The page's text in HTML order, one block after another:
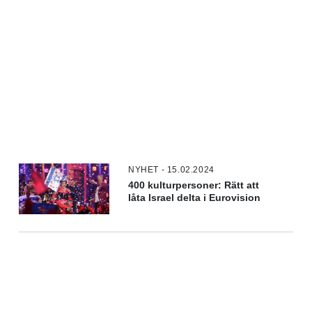
NYHET - 15.02.2024
400 kulturpersoner: Rätt att
låta Israel delta i Eurovision